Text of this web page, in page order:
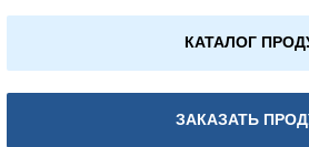
КАТАЛОГ
ЗАКАЗАТЬ